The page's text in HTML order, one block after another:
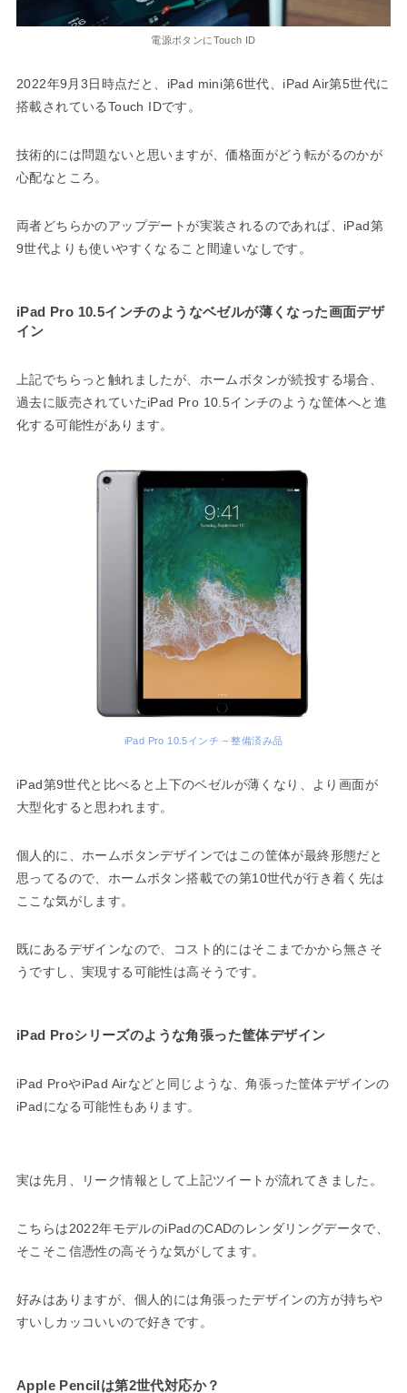
電源ボタンにTouch ID
2022年9月3日時点だと、iPad mini第6世代、iPad Air第5世代に
搭載されているTouch IDです。
技術的には問題ないと思いますが、価格面がどう転がるのかが
心配なところ。
両者どちらかのアップデートが実装されるのであれば、iPad第
9世代よりも使いやすくなること間違いなしです。
iPad Pro 10.5インチのようなベゼルが薄くなった画面デザ
イン
上記でちらっと触れましたが、ホームボタンが続投する場合、
過去に販売されていたiPad Pro 10.5インチのような筐体へと進
化する可能性があります。
iPad Pro 10.5インチ – 整備済み品
iPad第9世代と比べると上下のベゼルが薄くなり、より画面が
大型化すると思われます。
個人的に、ホームボタンデザインではこの筐体が最終形態だと
思ってるので、ホームボタン搭載での第10世代が行き着く先は
ここな気がします。
既にあるデザインなので、コスト的にはそこまでかから無さそ
うですし、実現する可能性は高そうです。
iPad Proシリーズのような角張った筐体デザイン
iPad ProやiPad Airなどと同じような、角張った筐体デザインの
iPadになる可能性もあります。
実は先月、リーク情報として上記ツイートが流れてきました。
こちらは2022年モデルのiPadのCADのレンダリングデータで、
そこそこ信憑性の高そうな気がしてます。
好みはありますが、個人的には角張ったデザインの方が持ちや
すいしカッコいいので好きです。
Apple Pencilは第2世代対応か？